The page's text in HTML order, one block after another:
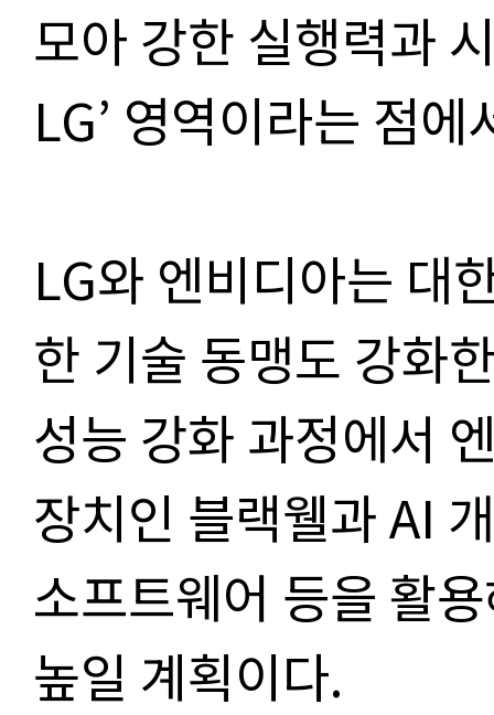
모아 강한 실행력과
LG’ 영역이라는 점
LG와 엔비디아는 대
한 기술 동맹도 강화
성능 강화 과정에서
장치인 블랙웰과 AI
소프트웨어 등을 활
높일 계획이다.